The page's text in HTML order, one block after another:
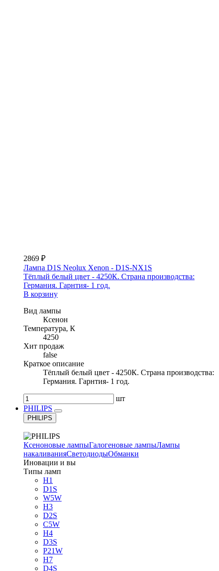
2869 ₽
Лампа D1S Neolux Xenon - D1S-NX1S
Тёплый белый цвет - 4250К. Страна производства:
Германия. Гарнтия- 1 год.
В корзину
Вид лампы
Ксенон
Температура, К
4250
Хит продаж
false
Краткое описание
Тёплый белый цвет - 4250К. Страна производства:
Германия. Гарнтия- 1 год.
шт
PHILIPS
PHILIPS
Ксеноновые лампыГалогеновые лампыЛампы
накаливанияСветодиодыОбманки
Иновации и вы
Типы ламп
H1
D1S
W5W
H3
D2S
C5W
H4
D3S
P21W
H7
D4S